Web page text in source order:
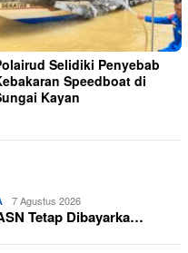
Selidiki Penyebab
Speedboat di
Kayan
7 Agustus 2026
Tetap Dibayarka…